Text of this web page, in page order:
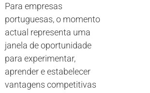
Para empresas
portuguesas, o momento
actual representa uma
janela de oportunidade
para experimentar,
aprender e estabelecer
vantagens competitivas